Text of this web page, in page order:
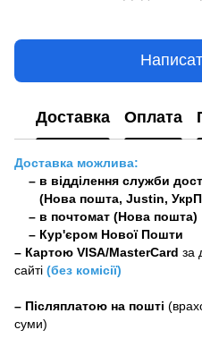
Доставка Оплата
Доставка можлива:
– в відділення служби
(Нова пошта, Justin,
– в почтомат (Нова пошта)
– Кур'єром Нової Пошти
– Картою VISA/MasterCard за
сайті (без комісії)
– Післяплатою на пошті
суми)